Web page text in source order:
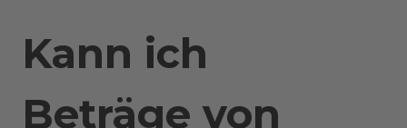
Kann ich
Beträge von